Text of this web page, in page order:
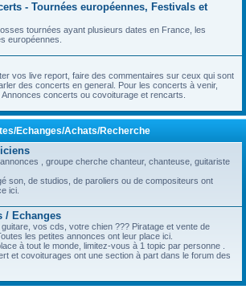
- Tournées européennes, Festivals et
tournées ayant plusieurs dates en France, les
européennes.
vos live report, faire des commentaires sur ceux qui sont
des concerts en general. Pour les concerts à venir,
concerts ou covoiturage et rencarts.
Echanges/Achats/Recherche
, groupe cherche chanteur, chanteuse, guitariste
son, de studios, de paroliers ou de compositeurs ont
ici.
/ Echanges
vos cds, votre chien ??? Piratage et vente de
les petites annonces ont leur place ici.
à tout le monde, limitez-vous à 1 topic par personne .
et covoiturages ont une section à part dans le forum des